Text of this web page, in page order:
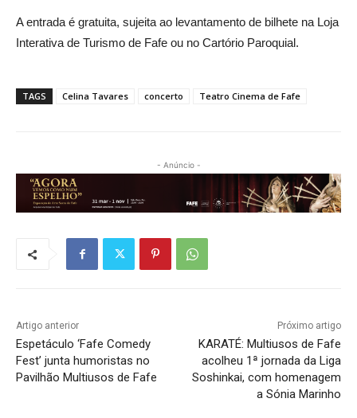
A entrada é gratuita, sujeita ao levantamento de bilhete na Loja
Interativa de Turismo de Fafe ou no Cartório Paroquial.
TAGS Celina Tavares concerto Teatro Cinema de Fafe
- Anúncio -
Artigo anterior
Espetáculo ‘Fafe Comedy
Fest’ junta humoristas no
Pavilhão Multiusos de Fafe
Próximo artigo
KARATÉ: Multiusos de Fafe
acolheu 1ª jornada da Liga
Soshinkai, com homenagem
a Sónia Marinho